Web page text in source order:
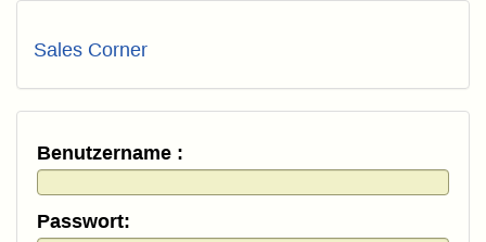
Sales Corner
Benutzername :
Passwort: